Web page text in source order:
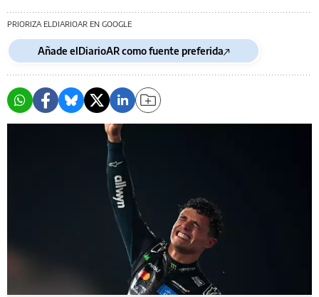
PRIORIZA ELDIARIOAR EN GOOGLE
Añade elDiarioAR como fuente preferida